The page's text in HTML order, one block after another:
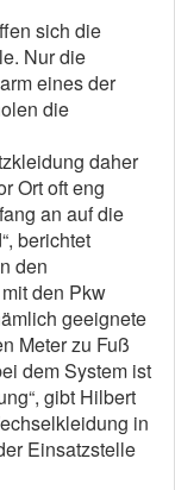
sich die
Nur die
eines der
die
daher
Ort oft eng
an auf die
berichtet
den
den Pkw
geeignete
Meter zu Fuß
dem System ist
gibt Hilbert
in
Einsatzstelle